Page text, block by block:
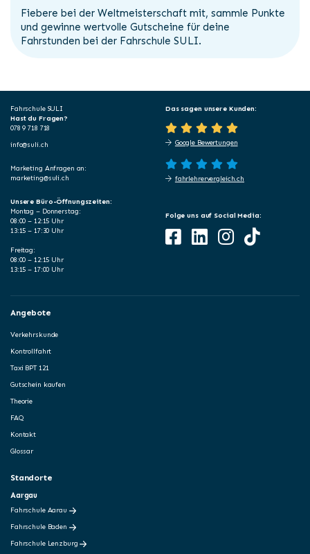
Fiebere bei der Weltmeisterschaft mit, sammle Punkte
und gewinne wertvolle Gutscheine für deine
Fahrstunden bei der Fahrschule SULI.
Fahrschule SULI
Hast du Fragen?
078 9 718 718
info@suli.ch
Marketing Anfragen an:
marketing@suli.ch
Das sagen unsere Kunden:
Google Bewertungen
fahrlehrervergleich.ch
Unsere Büro-Öffnungszeiten:
Montag – Donnerstag:
08:00 – 12:15 Uhr
13:15 – 17:30 Uhr
Freitag:
08:00 – 12:15 Uhr
13:15 – 17:00 Uhr
Folge uns auf Social Media:
Angebote
Verkehrskunde
Kontrollfahrt
Taxi BPT 121
Gutschein kaufen
Theorie
FAQ
Kontakt
Glossar
Standorte
Aargau
Fahrschule Aarau
Fahrschule Baden
Fahrschule Lenzburg